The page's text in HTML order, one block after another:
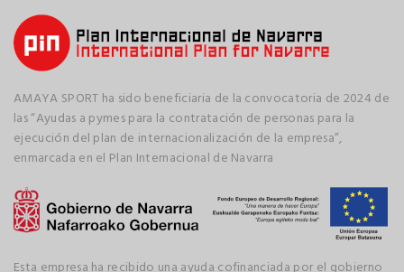
AMAYA SPORT ha sido beneficiaria de la convocatoria de 2024 de
las “Ayudas a pymes para la contratación de personas para la
ejecución del plan de internacionalización de la empresa”,
enmarcada en el Plan Internacional de Navarra